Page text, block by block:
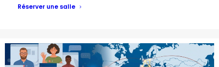
Réserver une salle